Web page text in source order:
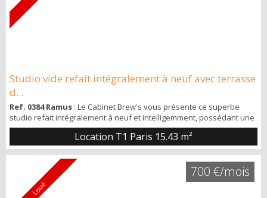
Studio vide refait intégralement à neuf avec terrasse
d...
Ref. 0384 Ramus : Le Cabinet Brew's vous présente ce superbe
studio refait intégralement à neuf et intelligemment, possédant une
magnifique terrasse de 26m2, situé au 26 rue Ramus, à proximité
immédiate de Gambetta et donc de toutes les commodités. Visite
vidéo sur ma chaine YouTube Brew’s Immobilier 15,43m2 carrez
2.7m2 de cagibi 26.25m2 de terrasse Situé au rez de chaussé tout
au fond de l’im...
Location T1 Paris 15.43 m²
Loué
700 €/mois